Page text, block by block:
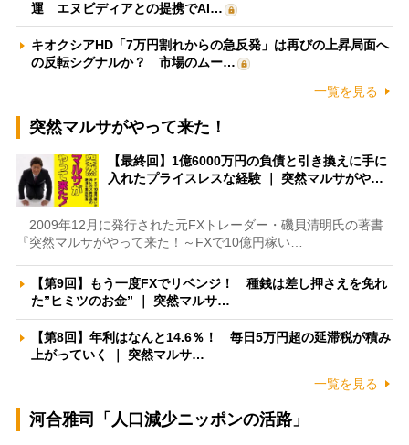
運 エヌビディアとの提携でAI…
キオクシアHD「7万円割れからの急反発」は再びの上昇局面へ
の反転シグナルか？ 市場のムー…
一覧を見る
突然マルサがやって来た！
【最終回】1億6000万円の負債と引き換えに手に
入れたプライスレスな経験 ｜ 突然マルサがや…
2009年12月に発行された元FXトレーダー・磯貝清明氏の著書
『突然マルサがやって来た！～FXで10億円稼い…
【第9回】もう一度FXでリベンジ！ 種銭は差し押さえを免れ
た”ヒミツのお金” ｜ 突然マルサ…
【第8回】年利はなんと14.6％！ 毎日5万円超の延滞税が積み
上がっていく ｜ 突然マルサ…
一覧を見る
河合雅司「人口減少ニッポンの活路」